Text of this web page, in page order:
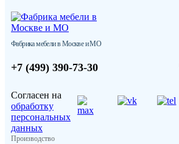
Фабрика мебели в Москве и МО
+7 (499) 390-73-30
Согласен на
обработку
персональных
данных
Производство